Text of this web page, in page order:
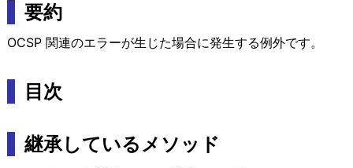
要約
OCSP 関連のエラーが生じた場合に発生する例外です。
目次
継承しているメソッド